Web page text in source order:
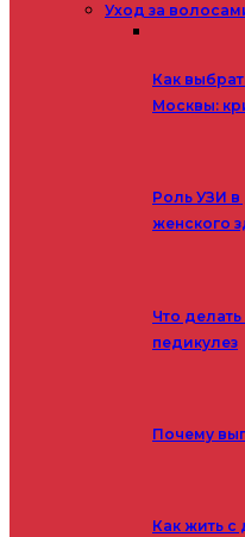
Уход за
Как
Москвы:
Роль УЗИ в
женского
Что
педикулез
Почему
Как жить